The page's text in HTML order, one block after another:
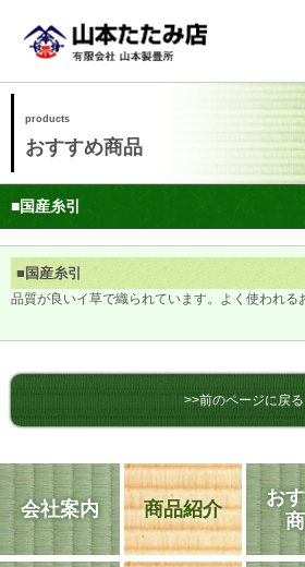
products
おすすめ商品
■国産糸引
■国産糸引
品質が良いイ草で織られています。よく使われる
>>前のページに戻る
会社案内 商品紹介
お